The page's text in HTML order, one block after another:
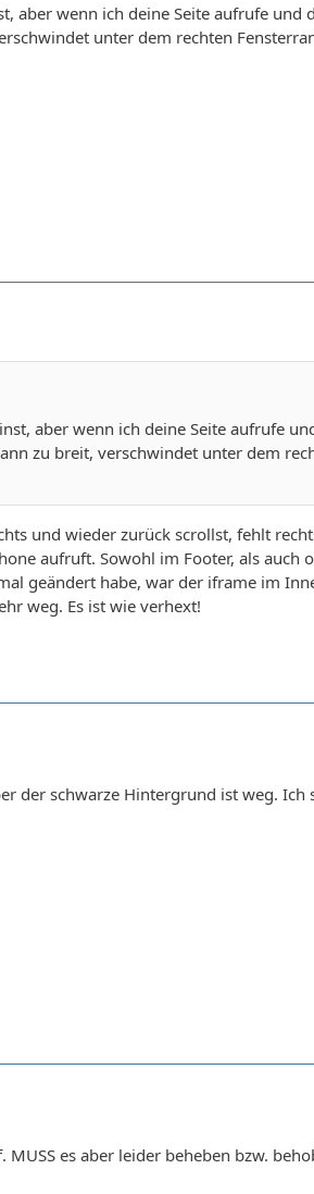
aber wenn ich deine Seite aufrufe
unter dem rechten
aber wenn ich deine Seite aufrufe
zu breit, verschwindet unter dem
und wieder zurück scrollst, fehlt
aufruft. Sowohl im Footer, als
geändert habe, war der iframe im
weg. Es ist wie verhext!
der schwarze Hintergrund ist weg. Ich
es aber leider beheben bzw.